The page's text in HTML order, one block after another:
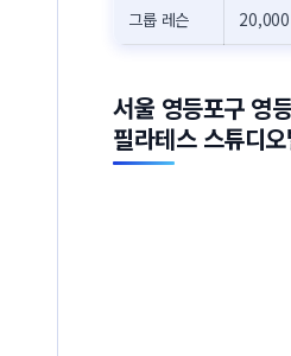
그룹 레슨
서울 영등포구 영
필라테스 스튜디